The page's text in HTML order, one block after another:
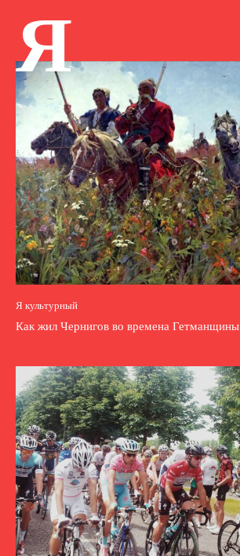
Я
Я культурный
Как жил Чернигов во времена Гетманщины